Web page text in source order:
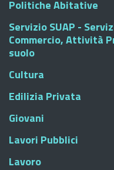
Politiche Abitative
Servizio SUAP -
Commercio, Attività
suolo
Cultura
Edilizia Privata
Giovani
Lavori Pubblici
Lavoro